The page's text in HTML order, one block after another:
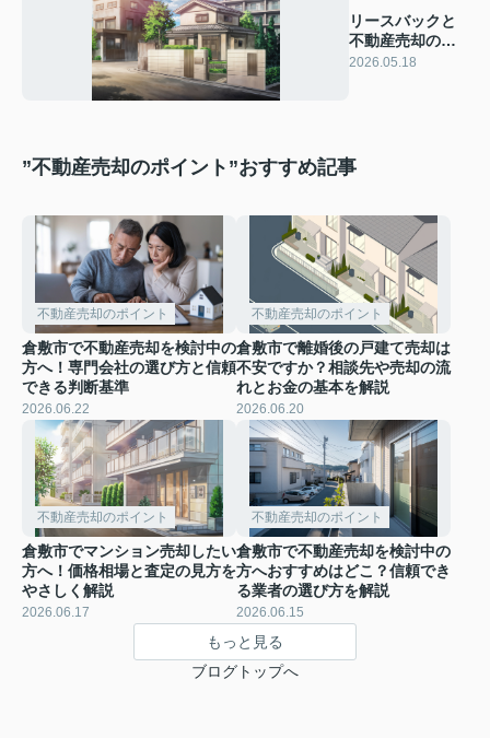
リースバックと
不動産売却の違
いは？比較で分
2026.05.18
”不動産売却のポイント”おすすめ記事
不動産売却のポイント
倉敷市で不動産売却を検討中の
方へ！専門会社の選び方と信頼
できる判断基準
2026.06.22
不動産売却のポイント
倉敷市で離婚後の戸建て売却は
不安ですか？相談先や売却の流
れとお金の基本を解説
2026.06.20
不動産売却のポイント
倉敷市でマンション売却したい
方へ！価格相場と査定の見方を
やさしく解説
2026.06.17
不動産売却のポイント
倉敷市で不動産売却を検討中の
方へおすすめはどこ？信頼でき
る業者の選び方を解説
2026.06.15
もっと見る
ブログトップへ